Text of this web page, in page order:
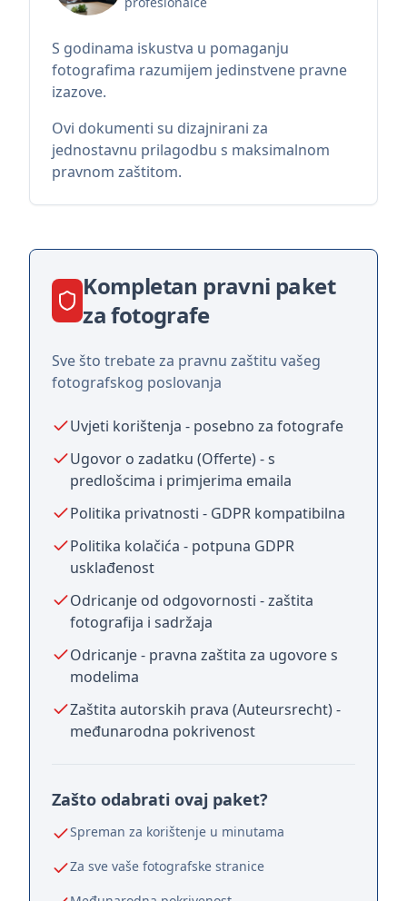
S godinama iskustva u pomaganju
fotografima razumijem jedinstvene pravne
izazove.
Ovi dokumenti su dizajnirani za
jednostavnu prilagodbu s maksimalnom
pravnom zaštitom.
Kompletan pravni paket
za fotografe
Sve što trebate za pravnu zaštitu vašeg
fotografskog poslovanja
Uvjeti korištenja - posebno za fotografe
Ugovor o zadatku (Offerte) - s
predlošcima i primjerima emaila
Politika privatnosti - GDPR kompatibilna
Politika kolačića - potpuna GDPR
usklađenost
Odricanje od odgovornosti - zaštita
fotografija i sadržaja
Odricanje - pravna zaštita za ugovore s
modelima
Zaštita autorskih prava (Auteursrecht) -
međunarodna pokrivenost
Zašto odabrati ovaj paket?
Spreman za korištenje u minutama
Za sve vaše fotografske stranice